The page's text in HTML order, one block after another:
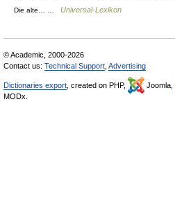
Die alte… … Universal-Lexikon
© Academic, 2000-2026
Contact us: Technical Support Advertising
Dictionaries export , created on PHP, Joomla,
MODx.